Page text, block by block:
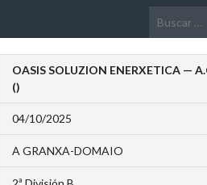
OASIS SOLUZION ENERXETICA —
()
04/10/2025
A GRANXA-DOMAIO